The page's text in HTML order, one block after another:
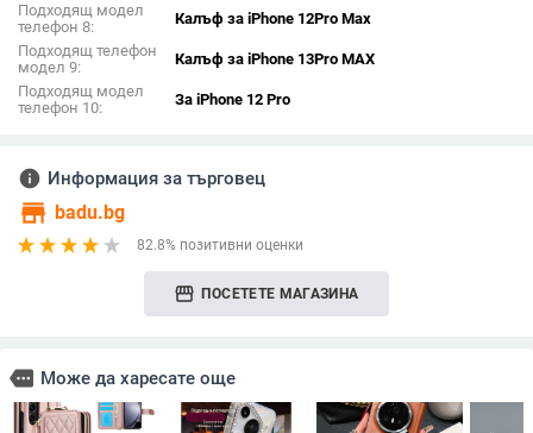
Подходящ модел
телефон 8:
Калъф за iPhone 12Pro Max
Подходящ телефон
модел 9:
Калъф за iPhone 13Pro MAX
Подходящ модел
телефон 10:
За iPhone 12 Pro
info Информация за търговец
store badu.bg
82.8% позитивни оценки
storefront ПОСЕТЕТЕ МАГАЗИНА
more Може да харесате още